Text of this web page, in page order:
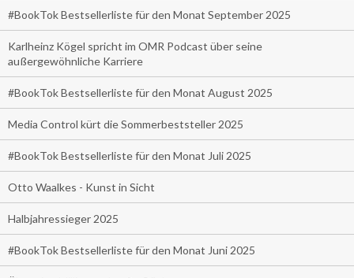
#BookTok Bestsellerliste für den Monat September 2025
Karlheinz Kögel spricht im OMR Podcast über seine
außergewöhnliche Karriere
#BookTok Bestsellerliste für den Monat August 2025
Media Control kürt die Sommerbeststeller 2025
#BookTok Bestsellerliste für den Monat Juli 2025
Otto Waalkes - Kunst in Sicht
Halbjahressieger 2025
#BookTok Bestsellerliste für den Monat Juni 2025